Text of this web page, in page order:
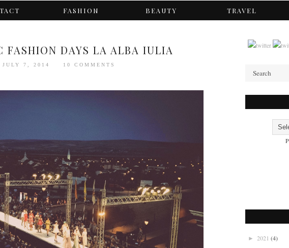
FASHION BEAUTY TRAVEL
FASHION DAYS LA ALBA IULIA
JULY 7, 2014 10 COMMENTS
► 2021 (4)